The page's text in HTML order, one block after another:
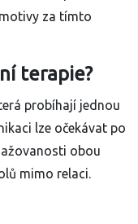
za tímto
terapie?
probíhají jednou
lze očekávat po
obou
mimo relaci.